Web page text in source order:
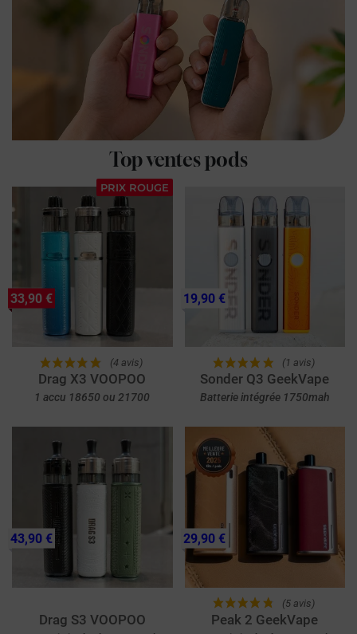
Top ventes pods
PRIX ROUGE
(4 avis)
Drag X3 VOOPOO
1 accu 18650 ou 21700
33,90 €
(1 avis)
Sonder Q3 GeekVape
Batterie intégrée 1750mah
19,90 €
Drag S3 VOOPOO
43,90 €
(5 avis)
Peak 2 GeekVape
29,90 €